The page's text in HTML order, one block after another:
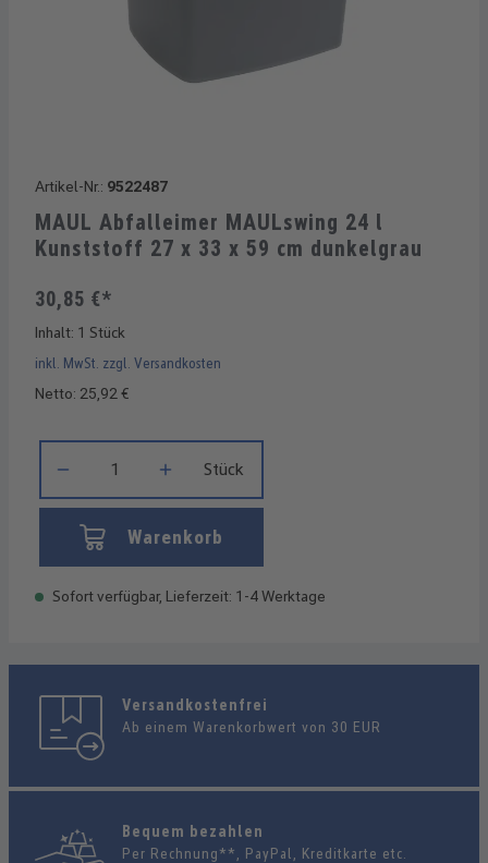
Artikel-Nr.: 9522487
MAUL Abfalleimer MAULswing 24 l
Kunststoff 27 x 33 x 59 cm dunkelgrau
30,85 €*
Inhalt: 1 Stück
inkl. MwSt. zzgl. Versandkosten
Netto: 25,92 €
Stück
Warenkorb
Sofort verfügbar, Lieferzeit: 1-4 Werktage
Versandkostenfrei
Ab einem Warenkorbwert von 30 EUR
Bequem bezahlen
Per Rechnung**, PayPal, Kreditkarte etc.